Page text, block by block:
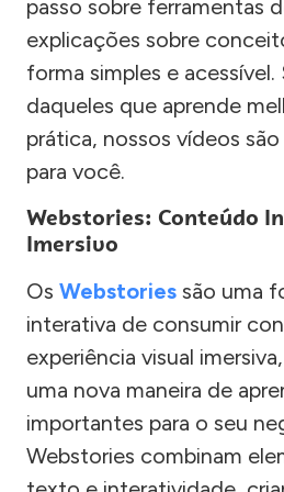
passo sobre ferramentas
explicações sobre
forma simples e
daqueles que aprende
prática, nossos vídeos
para você.
Webstories: Conteúdo
Imersivo
Os Webstories são uma
interativa de consumir
experiência visual
uma nova maneira de
importantes para o seu
Webstories combinam